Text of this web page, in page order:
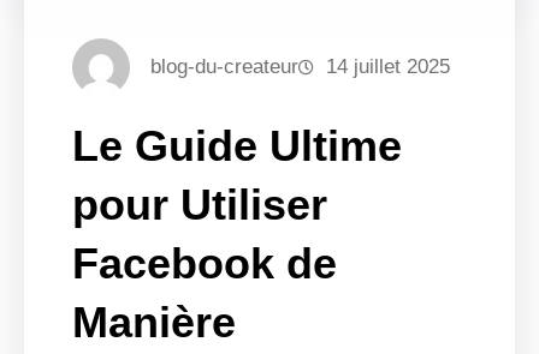
blog-du-createur 14 juillet 2025
Le Guide Ultime
pour Utiliser
Facebook de
Manière